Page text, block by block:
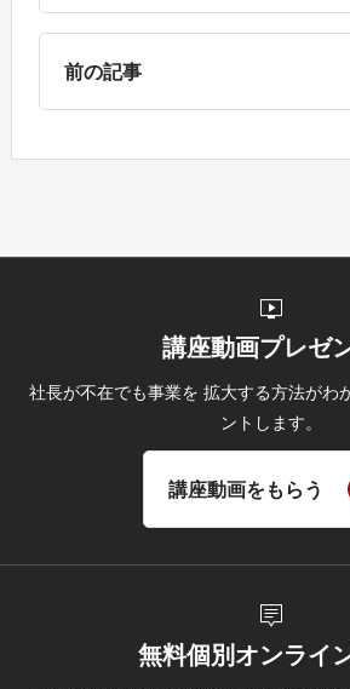
前の記事
live_tv
講座動画プレゼ
社長が不在でも事業を 拡大する方法がわ
ントします。
講座動画をもらう
tooltip_2
無料個別オンライ